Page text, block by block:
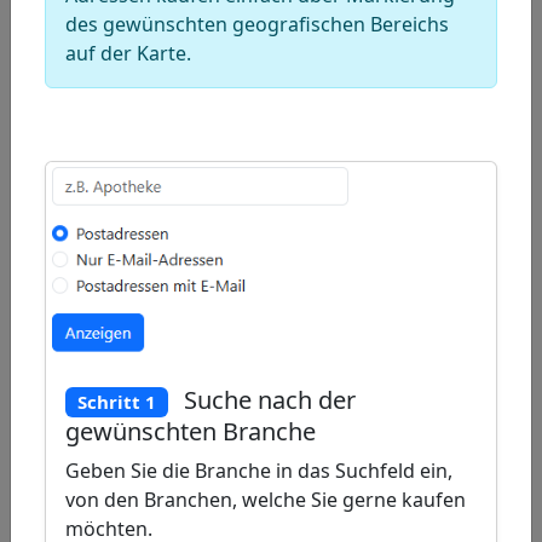
Draw
layers
Delete
layers
des gewünschten geografischen Bereichs
auf der Karte.
Schritt 1
Suche nach der
gewünschten Branche
Geben Sie die Branche in das Suchfeld ein,
von den Branchen, welche Sie gerne kaufen
möchten.